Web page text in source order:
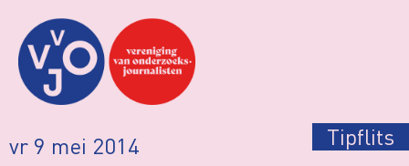
vr 9 mei 2014 Tipflits